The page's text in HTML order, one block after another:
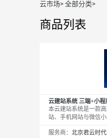
云市场>全部分类>
商品列表
云建站系统 三端+小程
本云建站系统是一款
站、手机网站与微信
搭建专业网站。配备
服务商：